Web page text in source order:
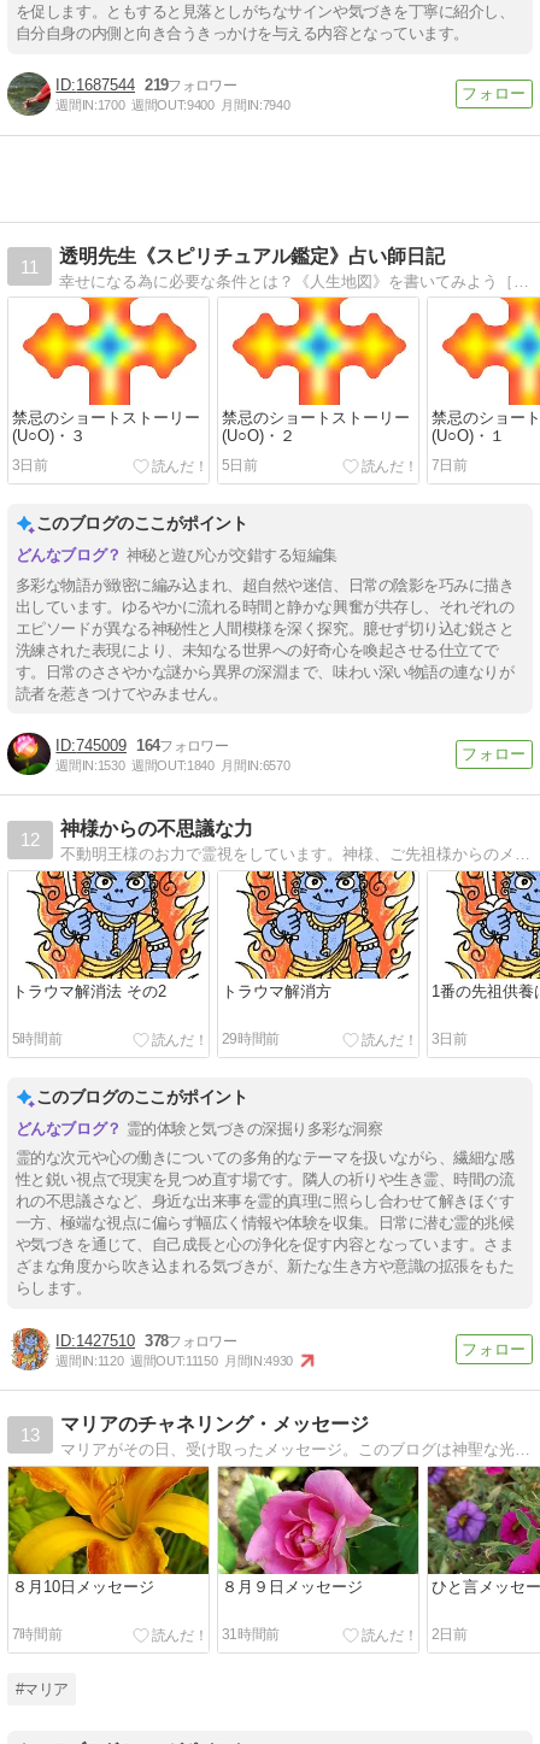
を促します。ともすると見落としがちなサインや気づきを丁寧に紹介し、
自分自身の内側と向き合うきっかけを与える内容となっています。
1687544 219
週間IN:1700 週間OUT:9400 月間IN:7940
11
透明先生《スピリチュアル鑑定》占い師日記
禁忌のショートストーリー
(U○O)・３
3日前
禁忌のショートストーリー
(U○O)・２
5日前
禁忌のショー
(U○O)・１
7日前
このブログのここがポイント
神秘と遊び心が交錯する短編集
多彩な物語が緻密に編み込まれ、超自然や迷信、日常の陰影を巧みに描き
出しています。ゆるやかに流れる時間と静かな興奮が共存し、それぞれの
エピソードが異なる神秘性と人間模様を深く探究。臆せず切り込む鋭さと
洗練された表現により、未知なる世界への好奇心を喚起させる仕立てで
す。日常のささやかな謎から異界の深淵まで、味わい深い物語の連なりが
読者を惹きつけてやみません。
745009 164
週間IN:1530 週間OUT:1840 月間IN:6570
12
神様からの不思議な力
不動明王様のお力で霊視をしています。神様、ご先祖様からのメッセージをお伝えしたり前世を視ます。
トラウマ解消法 その2
5時間前
トラウマ解消方
29時間前
1番の先祖供養
3日前
このブログのここがポイント
霊的体験と気づきの深掘り多彩な洞察
霊的な次元や心の働きについての多角的なテーマを扱いながら、繊細な感
性と鋭い視点で現実を見つめ直す場です。隣人の祈りや生き霊、時間の流
れの不思議さなど、身近な出来事を霊的真理に照らし合わせて解きほぐす
一方、極端な視点に偏らず幅広く情報や体験を収集。日常に潜む霊的兆候
や気づきを通じて、自己成長と心の浄化を促す内容となっています。さま
ざまな角度から吹き込まれる気づきが、新たな生き方や意識の拡張をもた
らします。
1427510 378
週間IN:1120 週間OUT:11150 月間IN:4930
13
マリアのチャネリング・メッセージ
マリアがその日、受け取ったメッセージ。このブログは神聖な光のエネルギーとリンクしています。ぜひ受け取ってみてください。
８月10日メッセージ
7時間前
８月９日メッセージ
31時間前
ひと言メッセ
2日前
#マリア